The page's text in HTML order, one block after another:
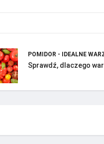
POMIDOR - IDEALNE
Sprawdź, dlaczego